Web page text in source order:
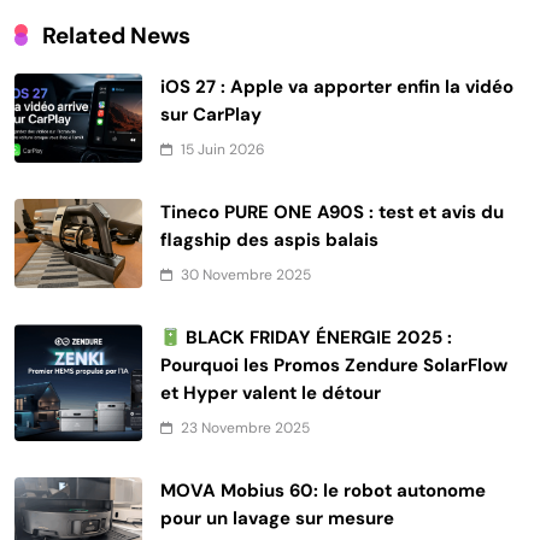
Related News
iOS 27 : Apple va apporter enfin la vidéo
sur CarPlay
15 Juin 2026
Tineco PURE ONE A90S : test et avis du
flagship des aspis balais
30 Novembre 2025
BLACK FRIDAY ÉNERGIE 2025 :
Pourquoi les Promos Zendure SolarFlow
et Hyper valent le détour
23 Novembre 2025
MOVA Mobius 60: le robot autonome
pour un lavage sur mesure